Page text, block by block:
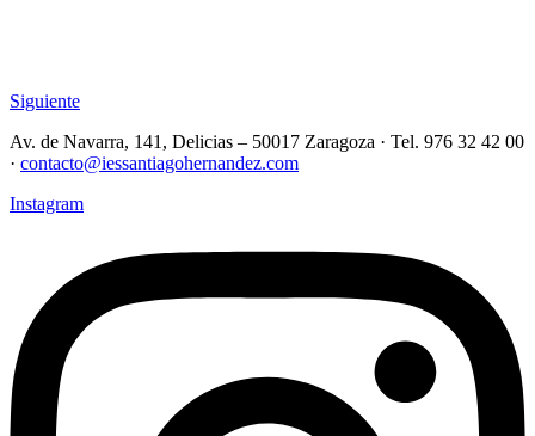
Siguiente
Av. de Navarra, 141, Delicias – 50017 Zaragoza · Tel. 976 32 42 00
· contacto@iessantiagohernandez.com
Instagram